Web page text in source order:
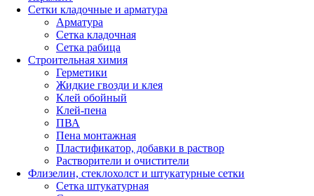
Сетки кладочные и арматура
Арматура
Сетка кладочная
Сетка рабица
Строительная химия
Герметики
Жидкие гвозди и клея
Клей обойный
Клей-пена
ПВА
Пена монтажная
Пластификатор, добавки в раствор
Растворители и очистители
Флизелин, стеклохолст и штукатурные сетки
Сетка штукатурная